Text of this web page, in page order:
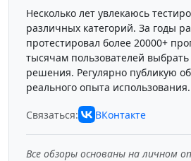
Несколько лет увлекаюсь
различных категорий. За годы
протестировал более 20000+
тысячам пользователей
решения. Регулярно публикую
реального опыта использования.
Связаться: ВКонтакте
Все обзоры основаны на личном